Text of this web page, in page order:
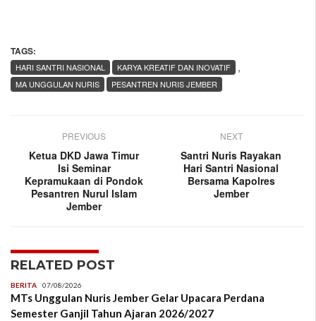
TAGS:
,
HARI SANTRI NASIONAL
KARYA KREATIF DAN INOVATIF
MA UNGGULAN NURIS
PESANTREN NURIS JEMBER
PREVIOUS
Ketua DKD Jawa Timur
Isi Seminar
Kepramukaan di Pondok
Pesantren Nurul Islam
Jember
NEXT
Santri Nuris Rayakan
Hari Santri Nasional
Bersama Kapolres
Jember
RELATED POST
BERITA 07/08/2026
MTs Unggulan Nuris Jember Gelar Upacara Perdana
Semester Ganjil Tahun Ajaran 2026/2027